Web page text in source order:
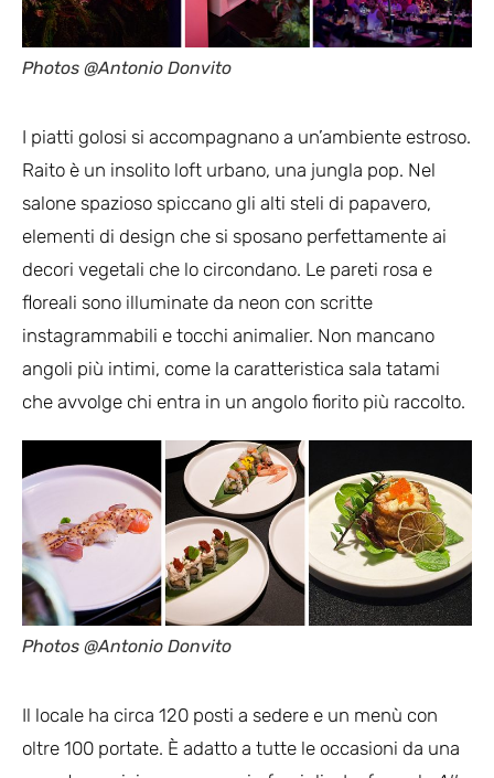
Photos @Antonio Donvito
I piatti golosi si accompagnano a un’ambiente estroso.
Raito è un insolito loft urbano, una jungla pop. Nel
salone spazioso spiccano gli alti steli di papavero,
elementi di design che si sposano perfettamente ai
decori vegetali che lo circondano. Le pareti rosa e
floreali sono illuminate da neon con scritte
instagrammabili e tocchi animalier. Non mancano
angoli più intimi, come la caratteristica sala tatami
che avvolge chi entra in un angolo fiorito più raccolto.
Photos @Antonio Donvito
Il locale ha circa 120 posti a sedere e un menù con
oltre 100 portate. È adatto a tutte le occasioni da una